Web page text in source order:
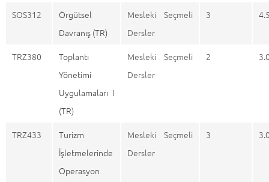
SOS312
Örgütsel
Davranış (TR)
Mesleki Seçmeli
Dersler
3
TRZ380
Toplantı
Yönetimi
Uygulamaları I
(TR)
Mesleki Seçmeli
Dersler
2
TRZ433
Turizm
İşletmelerinde
Operasyon
Mesleki Seçmeli
Dersler
3